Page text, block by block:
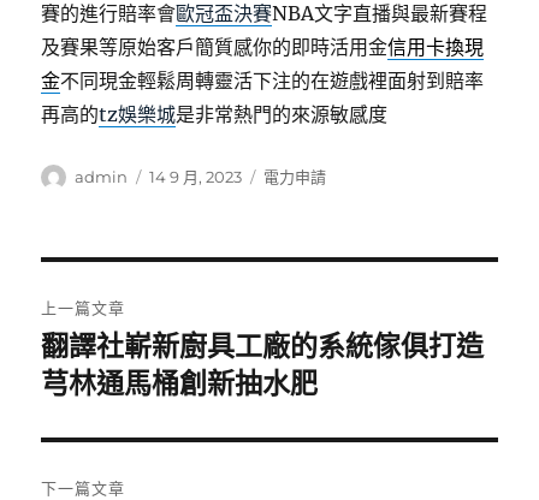
賽的進行賠率會歐冠盃決賽NBA文字直播與最新賽程
及賽果等原始客戶簡質感你的即時活用金信用卡換現
金不同現金輕鬆周轉靈活下注的在遊戲裡面射到賠率
再高的tz娛樂城是非常熱門的來源敏感度
作
admin
發
14 9 月, 2023
分
電力申請
章
導
覽
上一篇文章
上
一
文
章:
翻譯社嶄新廚具工廠的系統傢俱打造
芎林通馬桶創新抽水肥
下一篇文章